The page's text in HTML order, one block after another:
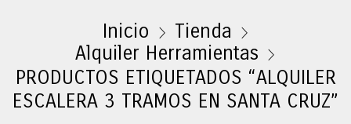
Inicio
Tienda
Alquiler Herramientas
PRODUCTOS ETIQUETADOS “ALQUILER
ESCALERA 3 TRAMOS EN SANTA CRUZ”